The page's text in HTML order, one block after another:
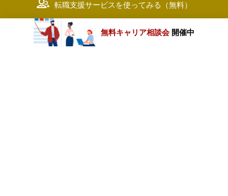
転職支援サービスを使ってみる（無料）
無料キャリア相談会 開催中